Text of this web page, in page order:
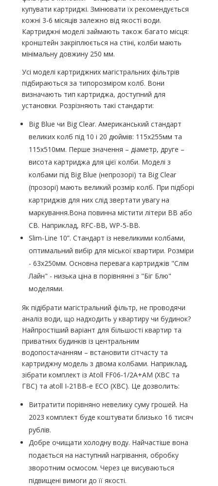
купувати картриджі. Змінювати їх рекомендується
кожні 3-6 місяців залежно від якості води.
Картриджні моделі займають також багато місця:
кронштейн закріплюється на стіні, колби мають
мінімальну довжину 250 мм.
Усі моделі картриджних магістральних фільтрів
підбираються за типорозміром колб. Вони
визначають тип картриджа, доступний для
установки. Розрізняють такі стандарти:
Big Blue чи Big Clear. Американський стандарт
великих колб під 10 і 20 дюймів: 115х255мм та
115х510мм. Перше значення – діаметр, друге –
висота картриджа для цієї колби. Моделі з
колбами під Big Blue (непрозорі) та Big Clear
(прозорі) мають великий розмір колб. При підборі
картриджів для них слід звертати увагу на
маркування.Вона повинна містити літери BB або
CB. Наприклад, RFC-BB, WP-5-BB.
Slim-Line 10”. Стандарт із невеликими колбами,
оптимальний вибір для міської квартири. Розміри
- 63х250мм. Основна перевага картриджів "Слім
Лайн" - низька ціна в порівнянні з "Біг Блю"
моделями.
Як підібрати магістральний фільтр, не проводячи
аналіз води, що надходить у квартиру чи будинок?
Найпростіший варіант для більшості квартир та
приватних будинків із центральним
водопостачанням – встановити сітчасту та
картриджну модель з двома колбами. Наприклад,
зібрати комплект із Аtoll FF06-1/2A+AM (ХВС та
ГВС) та atoll I-21BB-e ECO (ХВС). Це дозволить:
Витратити порівняно невелику суму грошей. На
2023 комплект буде коштувати близько 16 тисяч
рублів.
Добре очищати холодну воду. Найчастіше вона
подається на наступний нагрівання, обробку
зворотним осмосом. Через це висуваються
підвищені вимоги до її якості.